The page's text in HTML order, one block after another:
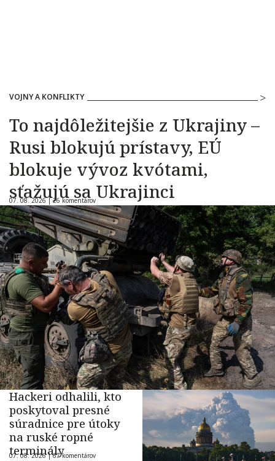
VOJNY A KONFLIKTY
To najdôležitejšie z Ukrajiny –
Rusi blokujú prístavy, EÚ
blokuje vývoz kvótami,
sťažujú sa Ukrajinci
07. 08. 2026 |26 komentárov
Hackeri odhalili, kto
poskytoval presné
súradnice pre útoky
na ruské ropné
terminály
07. 08. 2026 |67 komentárov